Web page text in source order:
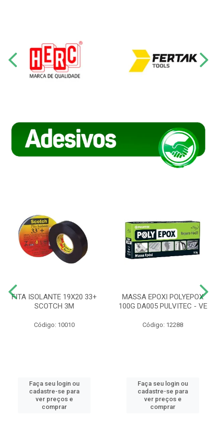
FITA ISOLANTE 19X20 33+
SCOTCH 3M
Código: 10010
Faça seu login ou
cadastre-se para
ver preços e
comprar
MASSA EPOXI POLYEPOX
100G DA005 PULVITEC - VE
Código: 12288
Faça seu login ou
cadastre-se para
ver preços e
comprar